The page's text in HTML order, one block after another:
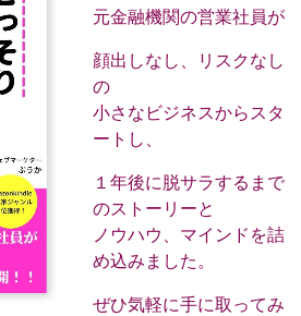
元金融機関の営業社員が
顔出しなし、リスクなし
の
小さなビジネスからスタ
ートし、
１年後に脱サラするまで
のストーリーと
ノウハウ、マインドを詰
め込みました。
ぜひ気軽に手に取ってみ